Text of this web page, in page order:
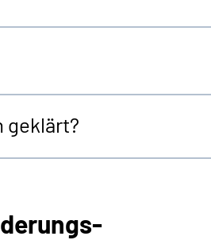
geklärt?